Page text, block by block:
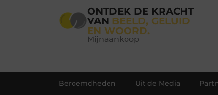
ONTDEK DE KRACHT
VAN BEELD, GELUID
EN WOORD.
Mijnaankoop
Beroemdheden Uit de Media